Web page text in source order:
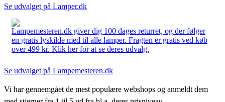
Se udvalget på Lamper.dk
Lampemesteren.dk giver dig 100 dages returret, og der følger
en gratis lyskilde med til alle lamper. Fragten er gratis ved køb
over 499 kr. Klik her for at se deres udvalg.
Se udvalget på Lampemesteren.dk
Vi har gennemgået de mest populære webshops og anmeldt dem